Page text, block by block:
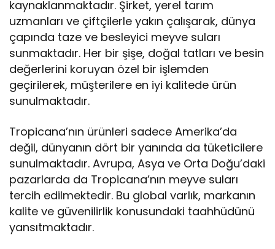
kaynaklanmaktadır. Şirket, yerel tarım
uzmanları ve çiftçilerle yakın çalışarak, dünya
çapında taze ve besleyici meyve suları
sunmaktadır. Her bir şişe, doğal tatları ve besin
değerlerini koruyan özel bir işlemden
geçirilerek, müşterilere en iyi kalitede ürün
sunulmaktadır.
Tropicana’nın ürünleri sadece Amerika’da
değil, dünyanın dört bir yanında da tüketicilere
sunulmaktadır. Avrupa, Asya ve Orta Doğu’daki
pazarlarda da Tropicana’nın meyve suları
tercih edilmektedir. Bu global varlık, markanın
kalite ve güvenilirlik konusundaki taahhüdünü
yansıtmaktadır.